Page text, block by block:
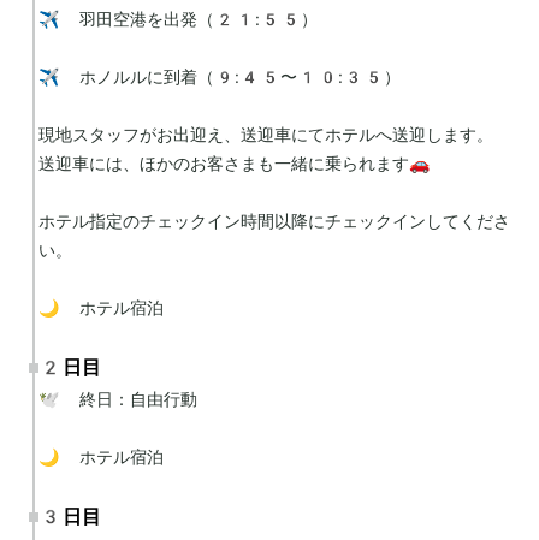
✈️ 羽田空港を出発（21:55）
✈️ ホノルルに到着（9:45〜10:35）
現地スタッフがお出迎え、送迎車にてホテルへ送迎します。
送迎車には、ほかのお客さまも一緒に乗られます🚗
ホテル指定のチェックイン時間以降にチェックインしてくださ
い。
🌙 ホテル宿泊
2日目
🕊 終日：自由行動
🌙 ホテル宿泊
3日目